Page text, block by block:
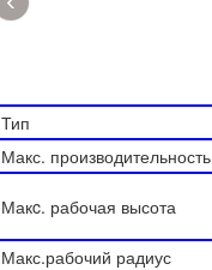
Тип
Макс. производительность
Макc. рабочая высота
Макс.рабочий радиус